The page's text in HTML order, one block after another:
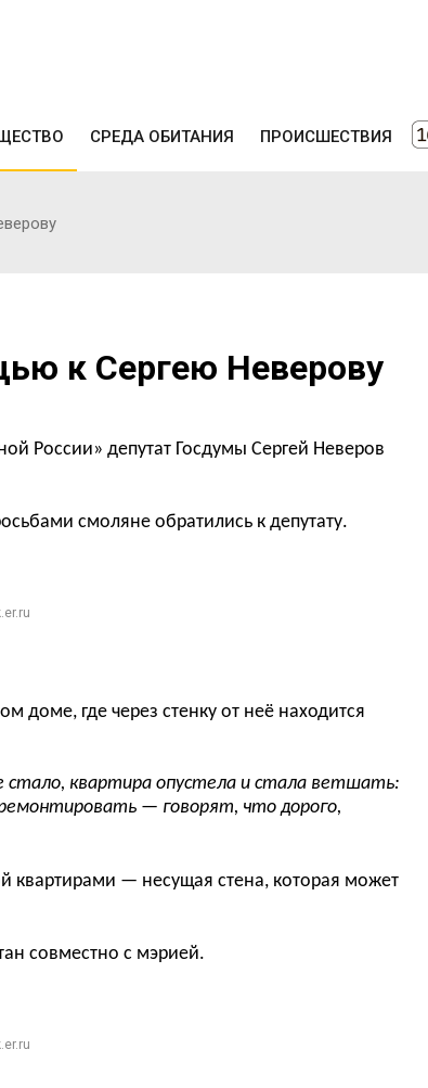
СРЕДА ОБИТАНИЯ ПРОИСШЕСТВИЯ
к Сергею Неверову
России» депутат Госдумы Сергей Неверов
смоляне обратились к депутату.
доме, где через стенку от неё находится
стало, квартира опустела и стала ветшать:
— говорят, что дорого,
квартирами — несущая стена, которая может
совместно с мэрией.